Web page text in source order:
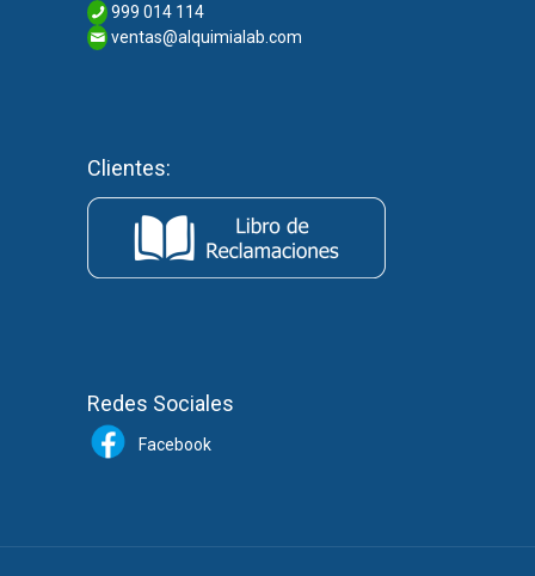
999 014 114
ventas@alquimialab.com
Clientes:
Redes Sociales
Facebook